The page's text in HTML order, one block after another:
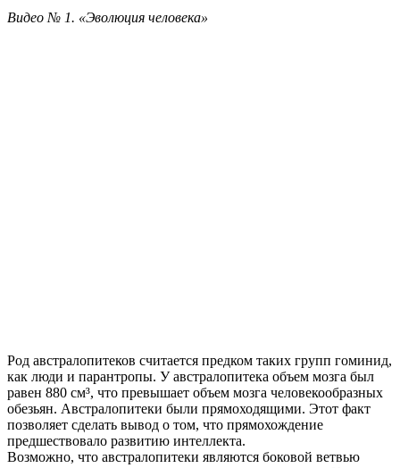
Видео № 1. «Эволюция человека»
Род австралопитеков считается предком таких групп гоминид,
как люди и парантропы. У австралопитека объем мозга был
равен 880 см³, что превышает объем мозга человекообразных
обезьян. Австралопитеки были прямоходящими. Этот факт
позволяет сделать вывод о том, что прямохождение
предшествовало развитию интеллекта.
Возможно, что австралопитеки являются боковой ветвью